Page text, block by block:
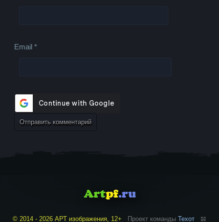
Email*
© 2014 - 2026 АРТ изображения, 12+ Проект команды Техот 𝌴